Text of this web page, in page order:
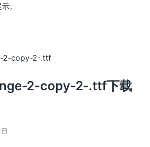
。
2-copy-2-.ttf下载